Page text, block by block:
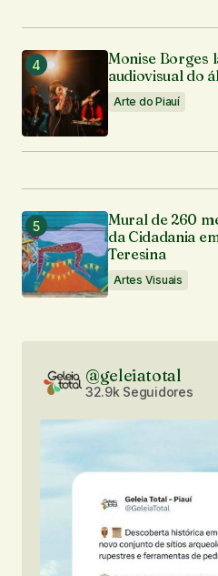
Monise Borges
audiovisual do
Arte do Piauí
Mural de 260
da Cidadania
Teresina
Artes Visuais
@geleiatotal
32.9k Seguidores